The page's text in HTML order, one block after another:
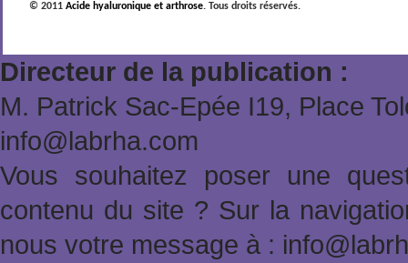
© 2011Acide hyaluronique et arthrose. Tous droits réservés.
Directeur de la publication :
M. Patrick Sac-Epée Ι19, Place
info@labrha.com
Vous souhaitez poser une
contenu du site ? Sur la
nous votre message à :